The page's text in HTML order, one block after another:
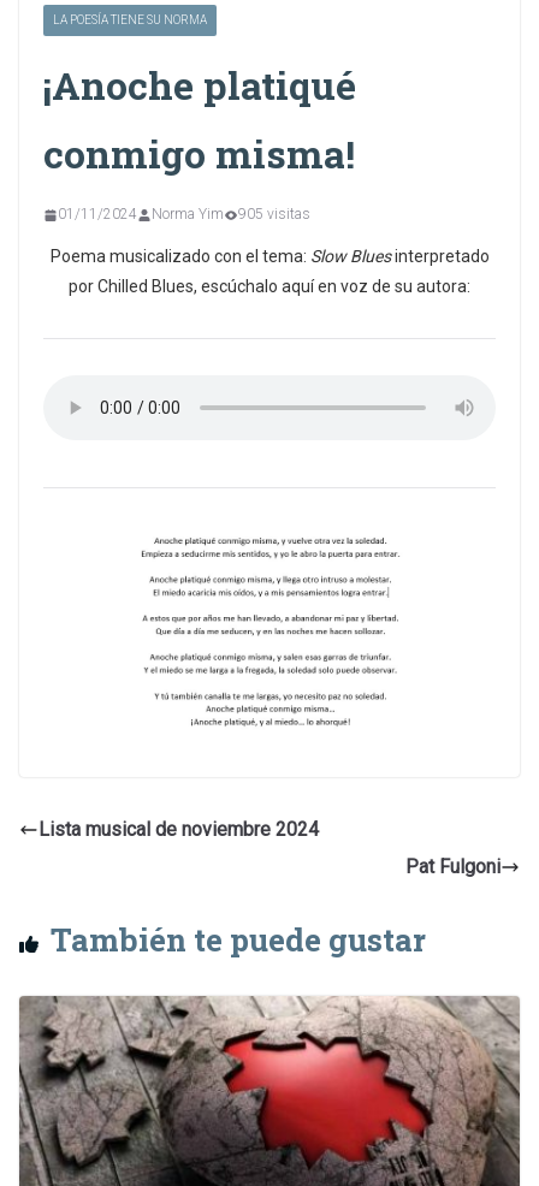
LA POESÍA TIENE SU NORMA
¡Anoche platiqué
conmigo misma!
01/11/2024 Norma Yim 905 visitas
Poema musicalizado con el tema: Slow Bluesinterpretado
por Chilled Blues, escúchalo aquí en voz de su autora:
Lista musical de noviembre 2024
Pat Fulgoni
También te puede gustar